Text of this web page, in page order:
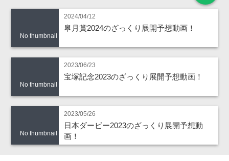
No thumbnail
2024/04/12
皐月賞2024のざっくり展開予想動画！
No thumbnail
2023/06/23
宝塚記念2023のざっくり展開予想動画！
No thumbnail
2023/05/26
日本ダービー2023のざっくり展開予想動
画！